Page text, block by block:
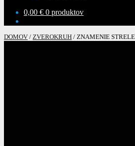
0,00 € 0 produktov
DOMOV / ZVEROKRUH / ZNAMENIE